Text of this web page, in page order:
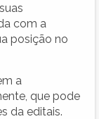
com a
posição no
a
que pode
da editais.